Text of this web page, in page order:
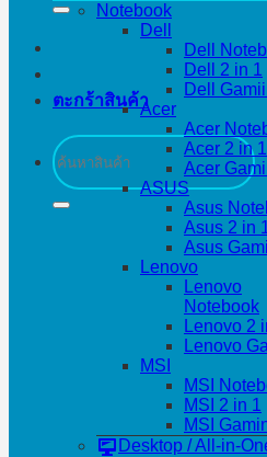
ตะกร้าสินค้า
ค้นหา:
Notebook
Dell
Dell
Dell 2 in 1
Dell
Acer
Acer
Acer 2 in 1
Acer
ASUS
Asus
Asus 2 in
Asus
Lenovo
Lenovo
Notebook
Lenovo 2
Lenovo
MSI
MSI
MSI 2 in 1
MSI
Desktop / All-in-